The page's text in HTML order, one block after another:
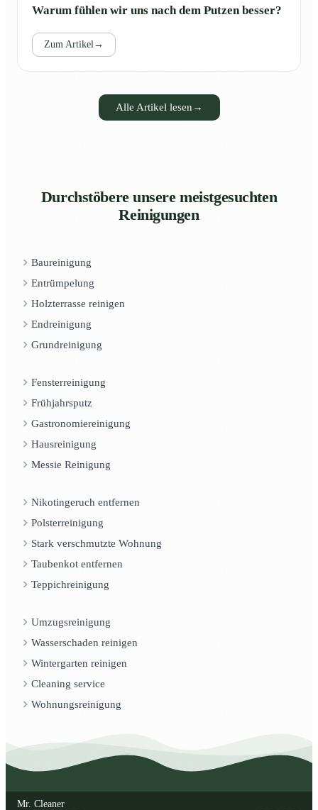
Warum fühlen wir uns nach dem Putzen besser?
Zum Artikel →
Alle Artikel lesen →
Durchstöbere unsere meistgesuchten
Reinigungen
Baureinigung
Entrümpelung
Holzterrasse reinigen
Endreinigung
Grundreinigung
Fensterreinigung
Frühjahrsputz
Gastronomiereinigung
Hausreinigung
Messie Reinigung
Nikotingeruch entfernen
Polsterreinigung
Stark verschmutzte Wohnung
Taubenkot entfernen
Teppichreinigung
Umzugsreinigung
Wasserschaden reinigen
Wintergarten reinigen
Cleaning service
Wohnungsreinigung
Mr. Cleaner